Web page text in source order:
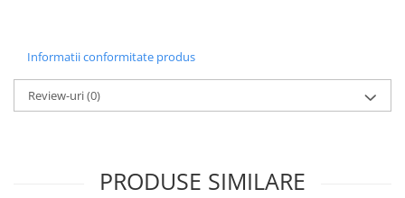
Informatii conformitate produs
Review-uri(0)
PRODUSE SIMILARE